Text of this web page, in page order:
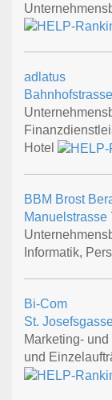
adlatus
Hotel
BBM Brost
Manuelstrasse
Informatik,
Bi-Com
St.
Marketing-
und